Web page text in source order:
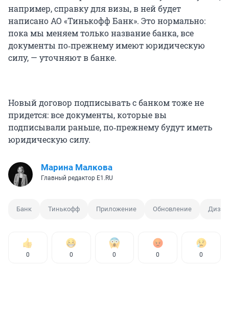
например, справку для визы, в ней будет
написано АО «Тинькофф Банк». Это нормально:
пока мы меняем только название банка, все
документы по‑прежнему имеют юридическую
силу, — уточняют в банке.
Новый договор подписывать с банком тоже не
придется: все документы, которые вы
подписывали раньше, по‑прежнему будут иметь
юридическую силу.
Марина Малкова
Главный редактор Е1.RU
Банк Тинькофф Приложение Обновление
0 0 0 0 0